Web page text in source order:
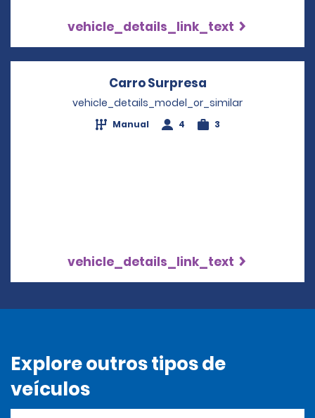
vehicle_details_link_text
Carro Surpresa
vehicle_details_model_or_similar
Manual 4 3
vehicle_details_link_text
Explore outros tipos de
veículos